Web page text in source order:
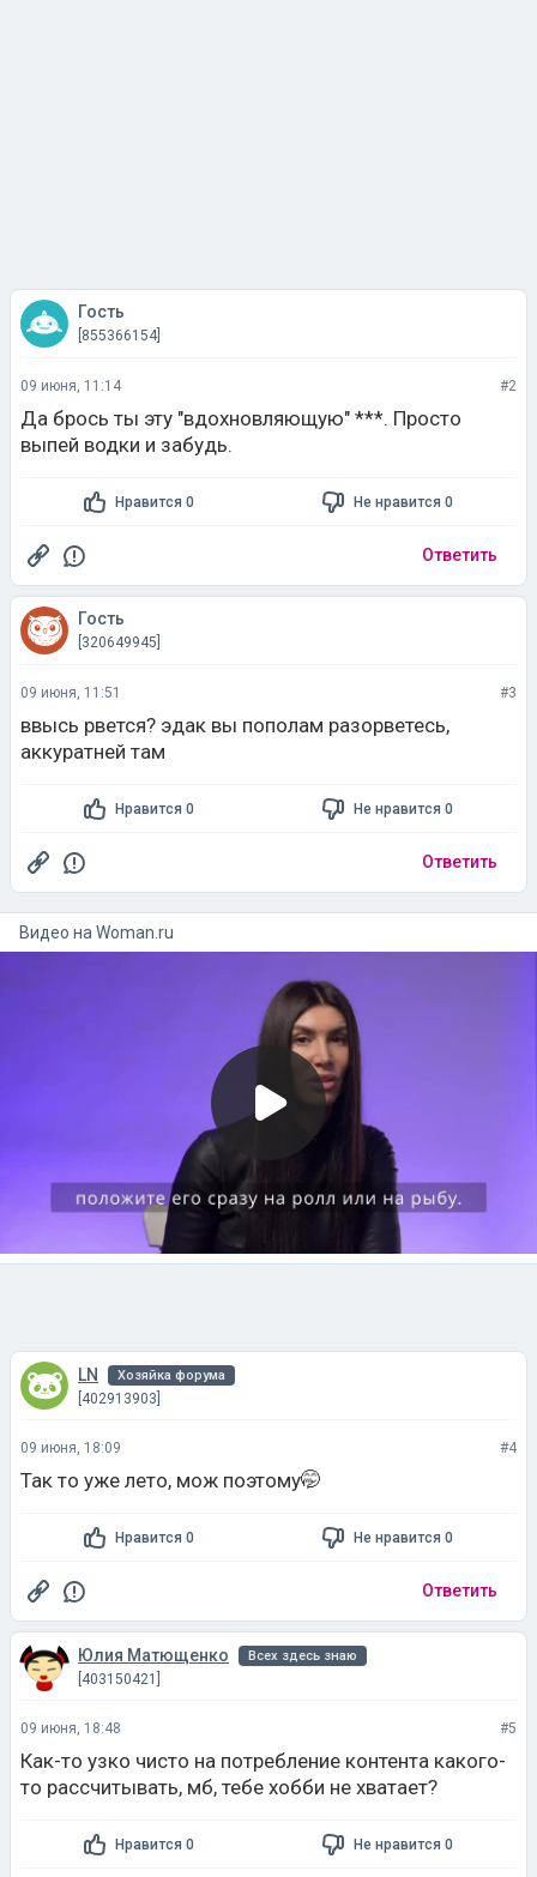
Гость
[855366154]
09 июня, 11:14 #2
Да брось ты эту "вдохновляющую" ***. Просто
выпей водки и забудь.
Нравится 0 Не нравится 0
Ответить
Гость
[320649945]
09 июня, 11:51 #3
ввысь рвется? эдак вы пополам разорветесь,
аккуратней там
Нравится 0 Не нравится 0
Ответить
Видео на woman.ru
LN Хозяйка форума
[402913903]
09 июня, 18:09 #4
Так то уже лето, мож поэтому🤭
Нравится 0 Не нравится 0
Ответить
Юлия Матющенко Всех здесь знаю
[403150421]
09 июня, 18:48 #5
Как-то узко чисто на потребление контента какого-
то рассчитывать, мб, тебе хобби не хватает?
Нравится 0 Не нравится 0